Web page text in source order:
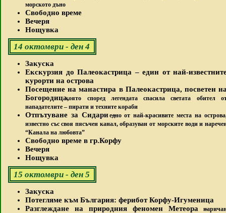
морското дъно
Свободно време
Вечеря
Нощувка
14 октомври - ден 4
Закуска
Екскурзия до Палеокастрица – един от най-
курорти на острова
Посещение на манастира в Палеокастрица, посветен
Богородица,която според легендата спасила светата обител
нападателите – пирати и техните кораби
Отпътуване за Сидари –едно от най-красивите места на
известно със своя пясъчен канал, образуван от морските води и
“Канала на любовта”
Свободно време в гр.Корфу
Вечеря
Нощувка
15 октомври - ден 5
Закуска
Потегляме към България: ферибот Корфу-Игуменица
Разглеждане на природния феномен Метеора –